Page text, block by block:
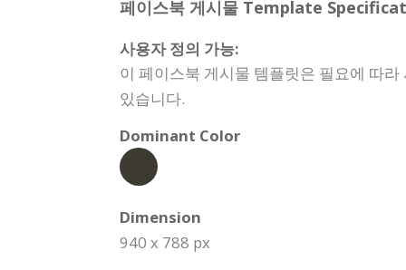
페이스북 게시물 Template
사용자 정의 가능:
이 페이스북 게시물 템플릿은 필요에 따
있습니다.
Dominant Color
Dimension
940 x 788 px